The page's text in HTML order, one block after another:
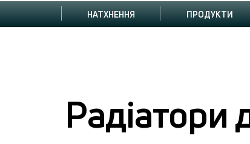
НАТХНЕННЯ ПРОДУКТИ
Радіатори